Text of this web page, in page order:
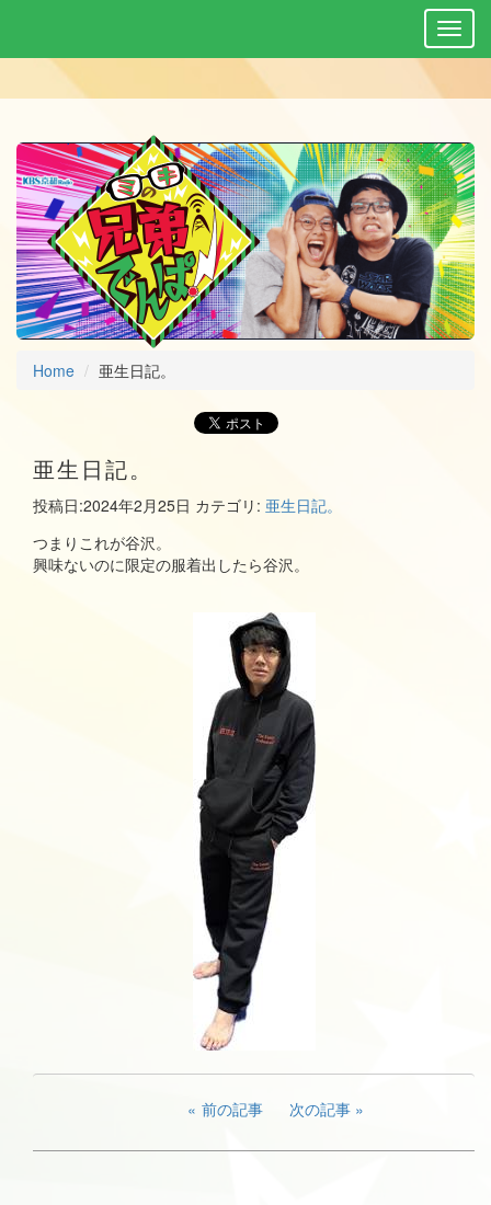
Home 亜生日記。
亜生日記。
投稿日:2024年2月25日 カテゴリ: 亜生日記。
つまりこれが谷沢。
興味ないのに限定の服着出したら谷沢。
前の記事 次の記事